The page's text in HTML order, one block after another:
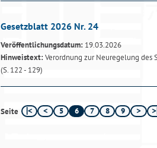
Gesetzblatt 2026 Nr. 24
Veröffentlichungsdatum: 19.03.2026
Hinweistext:Verordnung zur Neuregelung des
(S. 122 - 129)
Seite 5 6 7 8 9